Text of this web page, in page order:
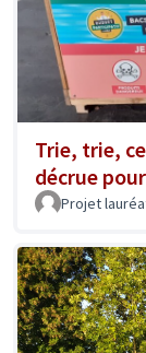
Trie, trie,
décrue
Projet